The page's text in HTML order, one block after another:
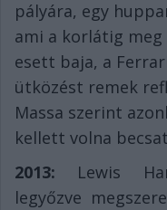
pályára, egy
ami a korlátig meg
esett baja, a
ütközést remek
Massa szerint
kellett volna
2013: Lewis
legyőzve